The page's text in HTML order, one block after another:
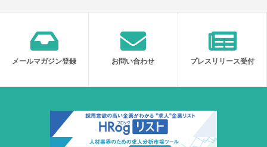
メールマガジン登録 お問い合わせ プレスリリース受付